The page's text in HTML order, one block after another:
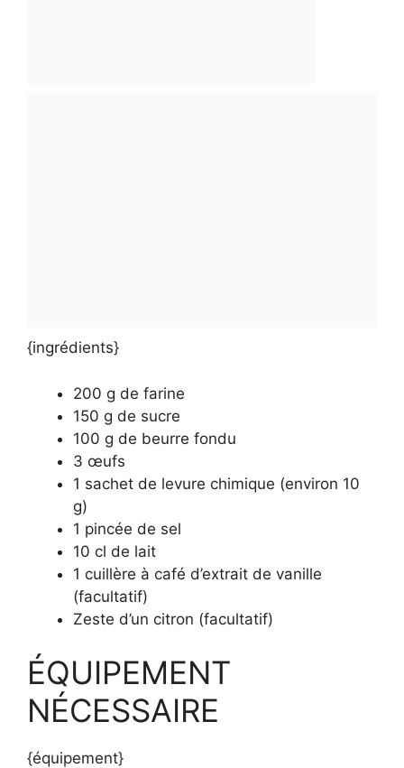
{ingrédients}
200 g de farine
150 g de sucre
100 g de beurre fondu
3 œufs
1 sachet de levure chimique (environ 10
g)
1 pincée de sel
10 cl de lait
1 cuillère à café d’extrait de vanille
(facultatif)
Zeste d’un citron (facultatif)
ÉQUIPEMENT
NÉCESSAIRE
{équipement}